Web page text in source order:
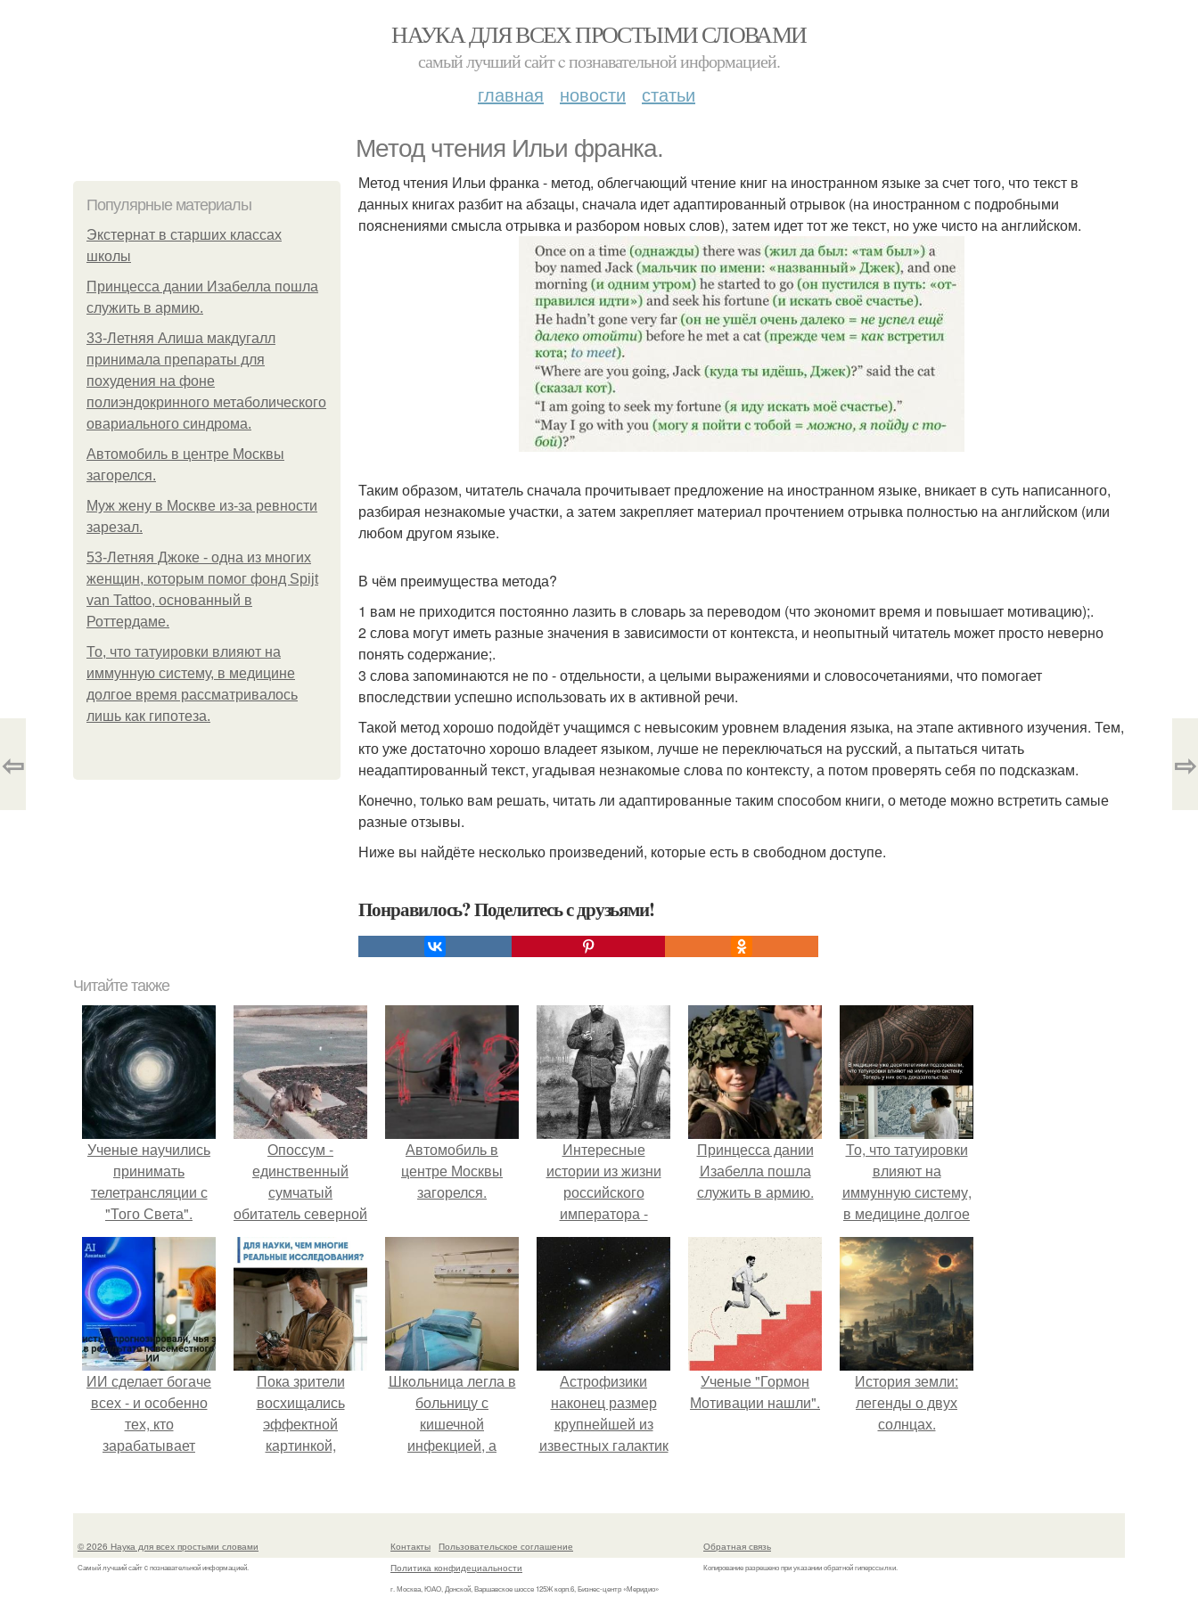
НАУКА ДЛЯ ВСЕХ ПРОСТЫМИ СЛОВАМИ
самый лучший сайт c познавательной информацией.
главная новости статьи
Метод чтения Ильи франка.
Популярные материалы
Экстернат в старших классах
школы
Принцесса дании Изабелла пошла
служить в армию.
33-Летняя Алиша макдугалл
принимала препараты для
похудения на фоне
полиэндокринного метаболического
овариального синдрома.
Автомобиль в центре Москвы
загорелся.
Mуж жену в Москве из-за ревности
зарезал.
53-Летняя Джоке - одна из многих
женщин, которым помог фонд Spijt
van Tattoo, основанный в
Роттердаме.
То, что татуировки влияют на
иммунную систему, в медицине
долгое время рассматривалось
лишь как гипотеза.
Метод чтения Ильи франка - метод, облегчающий чтение книг на иностранном языке за счет того, что текст в
данных книгах разбит на абзацы, сначала идет адаптированный отрывок (на иностранном с подробными
пояснениями смысла отрывка и разбором новых слов), затем идет тот же текст, но уже чисто на английском.
Таким образом, читатель сначала прочитывает предложение на иностранном языке, вникает в суть написанного,
разбирая незнакомые участки, а затем закрепляет материал прочтением отрывка полностью на английском (или
любом другом языке.
В чём преимущества метода?
1 вам не приходится постоянно лазить в словарь за переводом (что экономит время и повышает мотивацию);.
2 слова могут иметь разные значения в зависимости от контекста, и неопытный читатель может просто неверно
понять содержание;.
3 слова запоминаются не по - отдельности, а целыми выражениями и словосочетаниями, что помогает
впоследствии успешно использовать их в активной речи.
Такой метод хорошо подойдёт учащимся с невысоким уровнем владения языка, на этапе активного изучения. Тем,
кто уже достаточно хорошо владеет языком, лучше не переключаться на русский, а пытаться читать
неадаптированный текст, угадывая незнакомые слова по контексту, а потом проверять себя по подсказкам.
Конечно, только вам решать, читать ли адаптированные таким способом книги, о методе можно встретить самые
разные отзывы.
Ниже вы найдёте несколько произведений, которые есть в свободном доступе.
Понравилось? Поделитесь с друзьями!
⇦ ⇨
Читайте также
Ученые научились
принимать
телетрансляции с
"Того Света".
Опоссум -
единственный
сумчатый
обитатель северной
Автомобиль в
центре Москвы
загорелся.
Интересные
истории из жизни
российского
императора -
Александр III.
Принцесса дании
Изабелла пошла
служить в армию.
То, что татуировки
влияют на
иммунную систему,
в медицине долгое
время
рассматривалось
лишь как гипотеза.
ИИ сделает богаче
всех - и особенно
тех, кто
зарабатывает
Пока зрители
восхищались
эффектной
картинкой,
построили одну из
моделей чёрной
Шкoльницa легла в
больницу с
кишечной
инфекцией, а
Астрофизики
наконец размер
крупнейшей из
известных галактик
Ученые "Гормон
Мотивации нашли".
История земли:
легенды о двух
солнцах.
© 2026 Наука для всех простыми словами
Самый лучший сайт c познавательной информацией.
Контакты
Пользовательское соглашение
Политика конфидециальности
г. Москва, ЮАО, Донской, Варшавское шоссе 125Ж корп.6, Бизнес-центр «Меридио»
Обратная связь
Копирование разрешено при указании обратной гиперссылки.